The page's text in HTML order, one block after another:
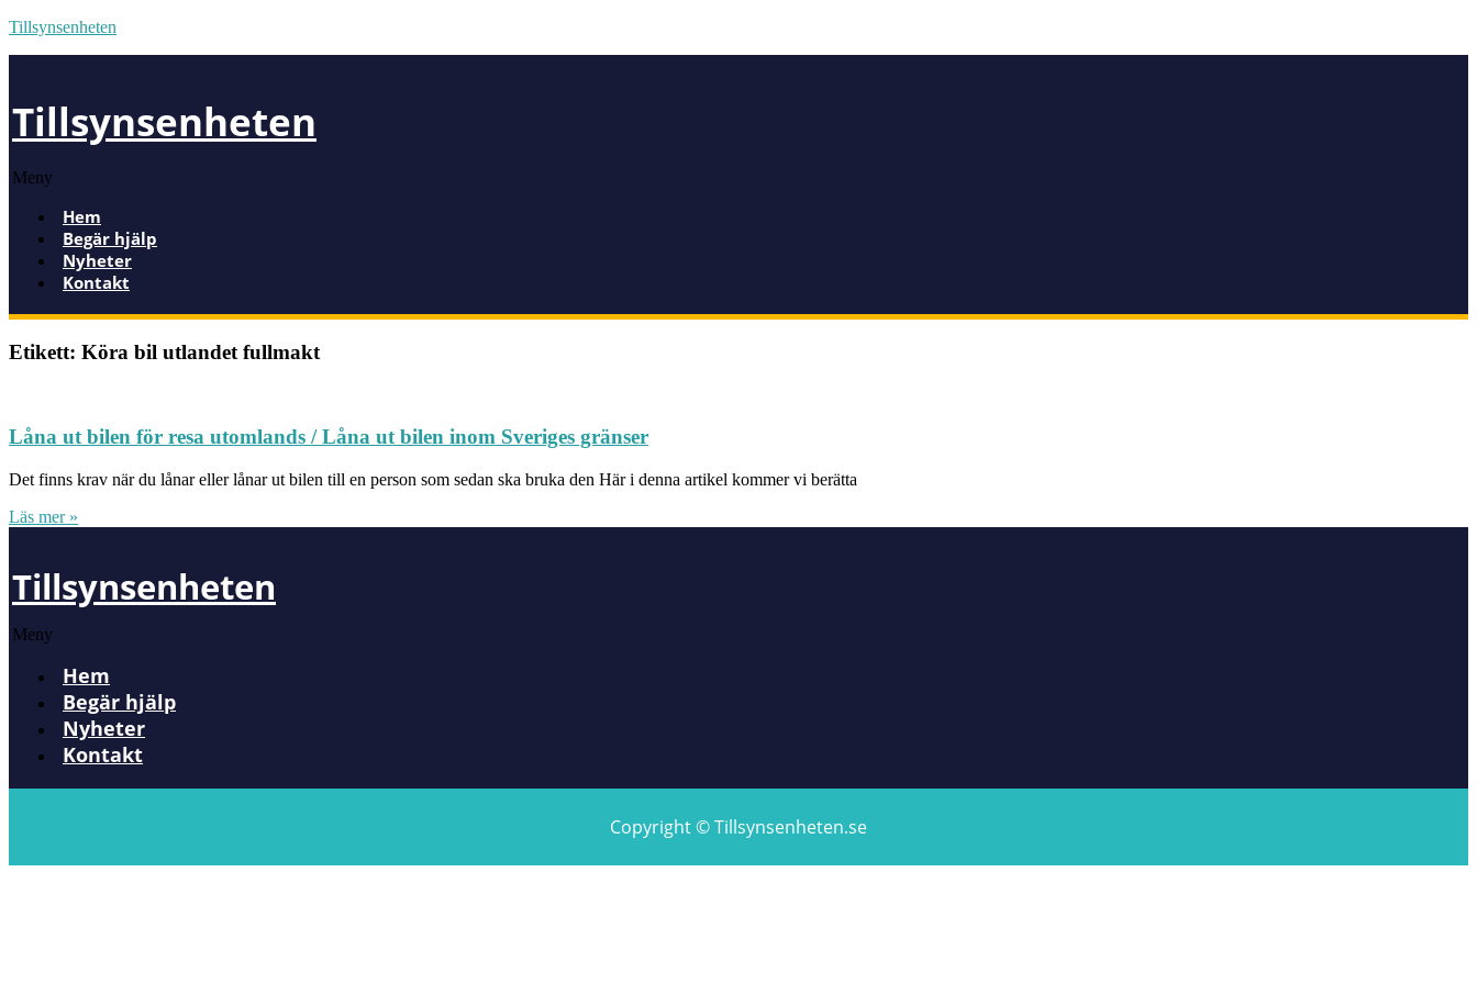
Tillsynsenheten
Tillsynsenheten
Meny
Hem
Begär hjälp
Nyheter
Kontakt
Etikett: Köra bil utlandet fullmakt
Låna ut bilen för resa utomlands / Låna ut bilen inom Sveriges gränser
Det finns krav när du lånar eller lånar ut bilen till en person som sedan ska bruka den Här i denna artikel kommer vi berätta
Läs mer »
Tillsynsenheten
Meny
Hem
Begär hjälp
Nyheter
Kontakt
Copyright © Tillsynsenheten.se